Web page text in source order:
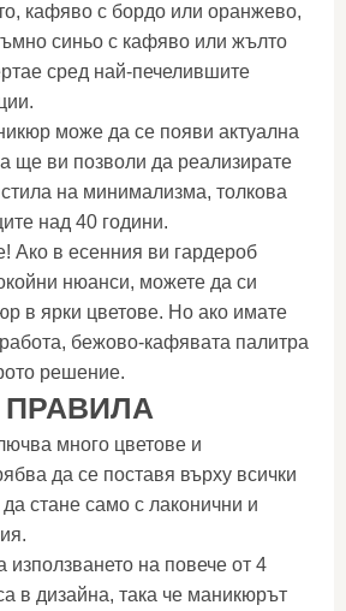
кафяво с бордо или оранжево,
синьо с кафяво или жълто
сред най-печелившите
може да се появи актуална
ще ви позволи да реализирате
на минимализма, толкова
над 40 години.
Ако в есенния ви гардероб
нюанси, можете да си
в ярки цветове. Но ако имате
бежово-кафявата палитра
решение.
много цветове и
да се поставя върху всички
стане само с лаконични и
използването на повече от 4
в дизайна, така че маникюрът